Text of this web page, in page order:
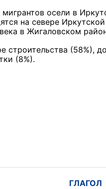
осели в
на севере
в Жигаловском
строительства (58%),
(8%).
ГЛАГОЛ